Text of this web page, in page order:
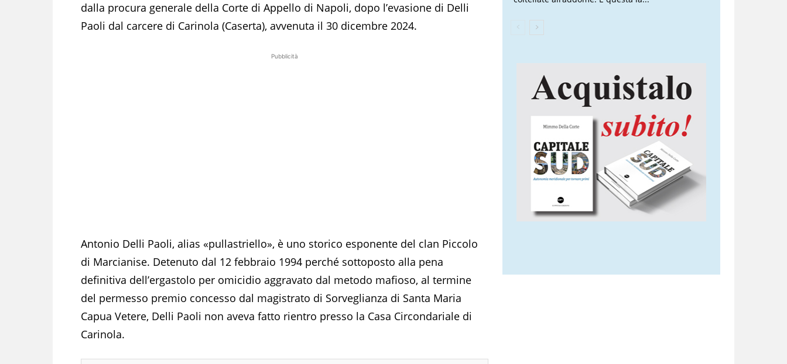
dalla procura generale della Corte di Appello di Napoli, dopo l’evasione di Delli
Paoli dal carcere di Carinola (Caserta), avvenuta il 30 dicembre 2024.
Pubblicità
Antonio Delli Paoli, alias «pullastriello», è uno storico esponente del clan Piccolo
di Marcianise. Detenuto dal 12 febbraio 1994 perché sottoposto alla pena
definitiva dell’ergastolo per omicidio aggravato dal metodo mafioso, al termine
del permesso premio concesso dal magistrato di Sorveglianza di Santa Maria
Capua Vetere, Delli Paoli non aveva fatto rientro presso la Casa Circondariale di
Carinola.